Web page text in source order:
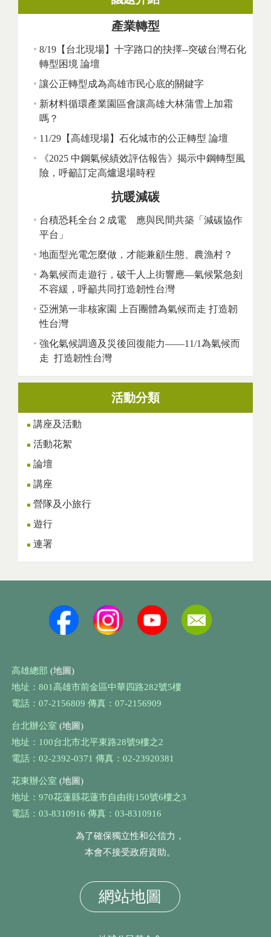
產業轉型
8/19【台北現場】十字路口的抉擇--突破台灣石化
轉型困境 論壇
讓公正轉型成為高雄市民心底的關鍵字
新材料循環產業園區會讓高雄大林蒲雪上加霜
嗎？
11/29【高雄現場】石化城市的公正轉型 論壇
《2025 中鋼氣候績效評估報告》揭示中鋼轉型風
險，呼籲訂定高爐退場時程
抗暖減碳
台積恐耗全台２成電 應與民間共築「減碳協作
平台」
地面型光電怎麼做，才能兼顧生態、農漁村？
為氣候而走遊行，破千人上街響應—氣候緊急刻
不容緩，呼籲共同打造韌性台灣
亞洲第一非核家園 上百團體為氣候而走 打造韌
性台灣
強化氣候調適及災後回復能力——11/1為氣候而
走 打造韌性台灣
活動分類
講座及活動
活動花絮
論壇
講座
營隊及小旅行
遊行
連署
高雄總部 (地圖)
地址：801高雄市前金區中華四路282號5樓
電話：07-2156809 傳真：07-2156909
台北辦公室 (地圖)
地址：100台北市北平東路28號9樓之2
電話：02-2392-0371 傳真：02-23920381
花東辦公室 (地圖)
地址：970花蓮縣花蓮市自由街150號6樓之3
電話：03-8310916 傳真：03-8310916
為了確保獨立性和公信力，
本會不接受政府資助。
網站地圖